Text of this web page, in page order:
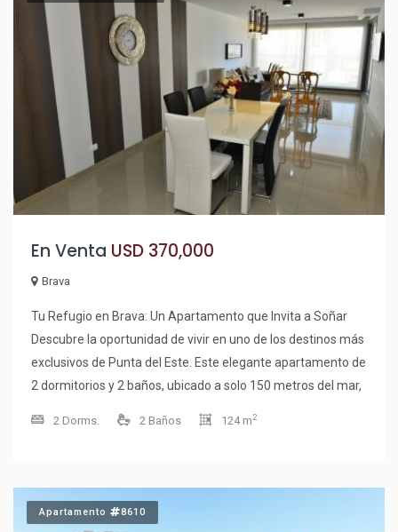
En Venta USD 370,000
Brava
Tu Refugio en Brava: Un Apartamento que Invita a Soñar
Descubre la oportunidad de vivir en uno de los destinos más
exclusivos de Punta del Este. Este elegante apartamento de
2 dormitorios y 2 baños, ubicado a solo 150 metros del mar,
convierte en el corazón del hogar, donde podrás compartir
momentos inolvidables con familia y amigos. La cocina,
2 Dorms. 2 Baños 124 m2
Apartamento 8610